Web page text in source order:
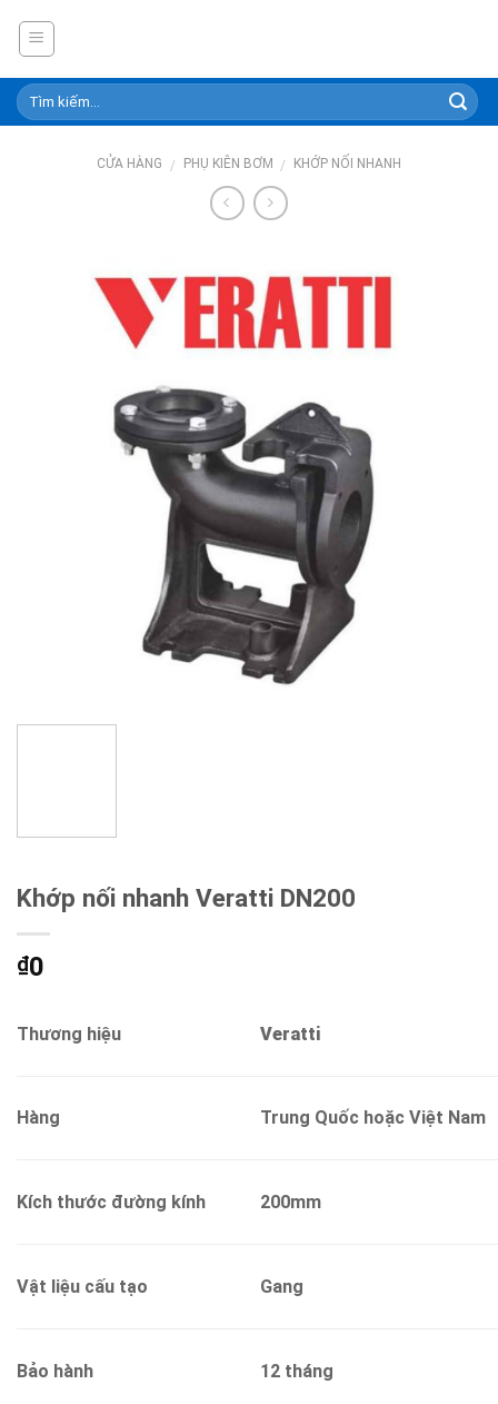
CỬA HÀNG / PHỤ KIÊN BƠM / KHỚP NỐI NHANH
Khớp nối nhanh Veratti DN200
₫0
Thương hiệu Veratti
Hàng Trung Quốc hoặc Việt Nam
Kích thước đường kính 200mm
Vật liệu cấu tạo Gang
Bảo hành 12 tháng